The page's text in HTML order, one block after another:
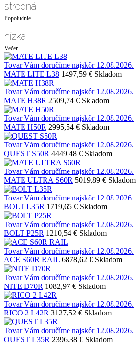
stredná
Popoludnie
nízka
Večer
Tovar Vám doručíme najskôr 12.08.2026.
MATE LITE L38 1497,59 € Skladom
Tovar Vám doručíme najskôr 12.08.2026.
MATE H38R 2509,74 € Skladom
Tovar Vám doručíme najskôr 12.08.2026.
MATE H50R 2995,54 € Skladom
Tovar Vám doručíme najskôr 12.08.2026.
QUEST S50R 4449,48 € Skladom
Tovar Vám doručíme najskôr 12.08.2026.
MATE ULTRA S60R 5019,89 € Skladom
Tovar Vám doručíme najskôr 12.08.2026.
BOLT L35R 1719,65 € Skladom
Tovar Vám doručíme najskôr 12.08.2026.
BOLT P25R 1210,54 € Skladom
Tovar Vám doručíme najskôr 12.08.2026.
ACE S60R RAIL 6878,62 € Skladom
Tovar Vám doručíme najskôr 12.08.2026.
NITE D70R 1082,97 € Skladom
Tovar Vám doručíme najskôr 12.08.2026.
RICO 2 L42R 3127,52 € Skladom
Tovar Vám doručíme najskôr 12.08.2026.
QUEST L35R 2396,38 € Skladom